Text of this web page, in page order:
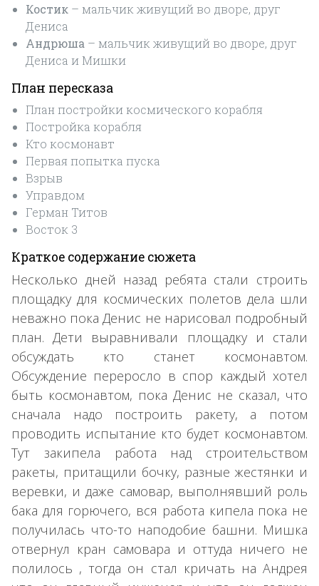
Костик – мальчик живущий во дворе, друг
Дениса
Андрюша – мальчик живущий во дворе, друг
Дениса и Мишки
План пересказа
План постройки космического корабля
Постройка корабля
Кто космонавт
Первая попытка пуска
Взрыв
Управдом
Герман Титов
Восток 3
Краткое содержание сюжета
Несколько дней назад ребята стали строить
площадку для космических полетов дела шли
неважно пока Денис не нарисовал подробный
план. Дети выравнивали площадку и стали
обсуждать кто станет космонавтом.
Обсуждение переросло в спор каждый хотел
быть космонавтом, пока Денис не сказал, что
сначала надо построить ракету, а потом
проводить испытание кто будет космонавтом.
Тут закипела работа над строительством
ракеты, притащили бочку, разные жестянки и
веревки, и даже самовар, выполнявший роль
бака для горючего, вся работа кипела пока не
получилась что-то наподобие башни. Мишка
отвернул кран самовара и оттуда ничего не
полилось , тогда он стал кричать на Андрея